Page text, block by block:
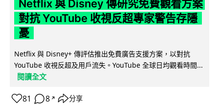
Netflix 與 Disney 傳研究免費觀看方案
對抗 YouTube 收視反超專家警告存隱
憂
Netflix 與 Disney+ 傳評估推出免費廣告支援方案，以對抗
YouTube 收視反超及用戶流失。YouTube 全球日均觀看時間...
閱讀全文
81 8 ↗ 分享